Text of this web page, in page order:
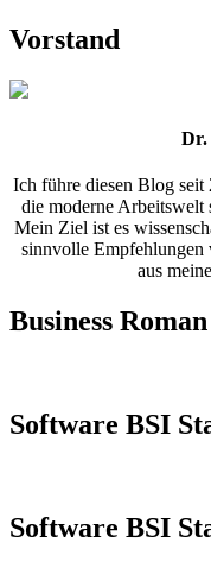
Vorstand
Dr.
Ich führe diesen Blog
die moderne
Mein Ziel ist es
sinnvolle
aus
Business
Software BSI
Software BSI